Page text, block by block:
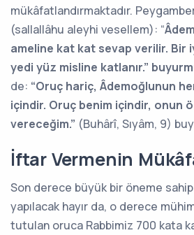
mükâfatlandırmaktadır.
(sallallâhu aleyhi vesellem): “
ameline kat kat sevap verilir. Bir
yedi yüz misline katlanır.”
de: “Oruç hariç, Âdemoğlunun
içindir. Oruç benim içindir, onun
vereceğim.” (Buhârî, Sıyâm, 9)
İftar Vermenin
Son derece büyük bir öneme
yapılacak hayır da, o derece
tutulan oruca Rabbimiz 700 kata